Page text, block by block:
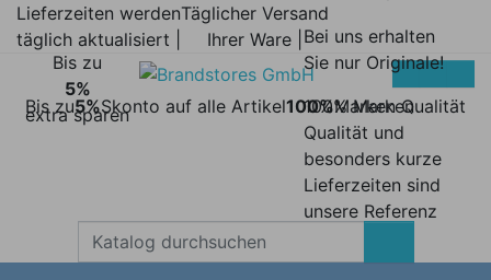
Lieferzeiten werden
täglich aktualisiert |
Täglicher Versand
Ihrer Ware |
Bis zu5%Skonto auf alle Artikel
Bis zu
5%
extra sparen
100%Marken Qualität
Bei uns erhalten
Sie nur Originale!
100% Marken
Qualität und
besonders kurze
Lieferzeiten sind
unsere Referenz